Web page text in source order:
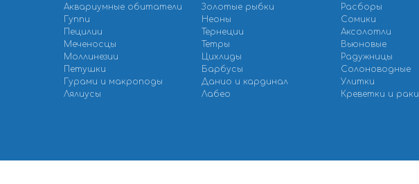
Аквариумные обитатели
Гуппи
Пецилии
Меченосцы
Моллинезии
Петушки
Гурами и макроподы
Лялиусы
Золотые рыбки
Неоны
Тернеции
Тетры
Цихлиды
Барбусы
Данио и кардинал
Лабео
Расборы
Сомики
Аксолотли
Вьюновые
Радужницы
Солоноводные
Улитки
Креветки и раки